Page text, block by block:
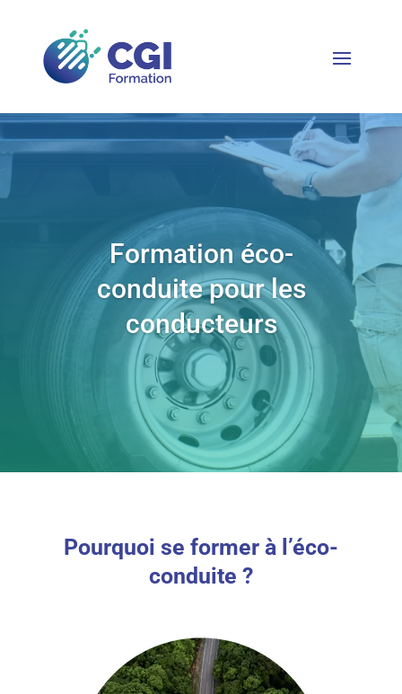
Formation éco-
conduite pour les
conducteurs
Pourquoi se former à l’éco-
conduite ?